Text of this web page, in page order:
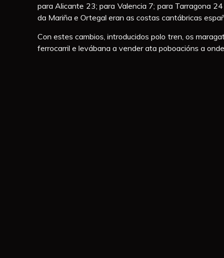
para Alicante 23; para Valencia 7; para Tarragona
da Mariña e Ortegal eran as costas cantábricas
Con estes cambios, introducidos polo tren, os
ferrocarril e levábana a vender ata poboacións a